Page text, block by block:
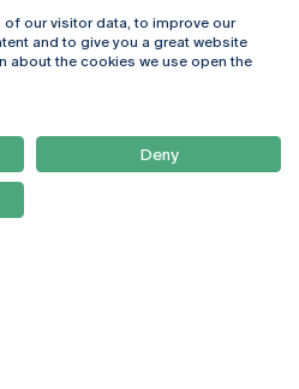
Campus Online
Webmail
Como Chegar
Newsletter
our visitor data, to improve our
and to give you a great website
about the cookies we use open the
Deny